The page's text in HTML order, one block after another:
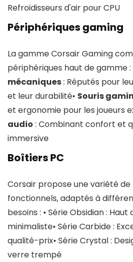
Refroidisseurs d'air pour CPU
Périphériques gaming
La gamme Corsair Gaming
périphériques haut de gamme :
mécaniques: Réputés pour
et leur durabilité• Souris
et ergonomie pour les joueurs
audio : Combinant confort et
immersive
Boîtiers PC
Corsair propose une variété
fonctionnels, adaptés à
besoins : • Série Obsidian :
minimaliste• Série Carbide :
qualité-prix• Série Crystal :
verre trempé